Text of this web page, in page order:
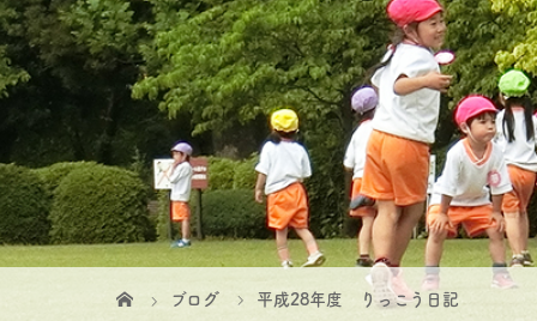
ブログ 平成28年度 りっこう日記